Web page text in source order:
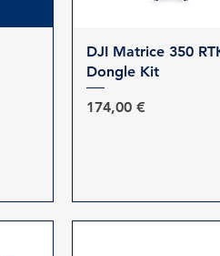
Γρήγορη
DJI Matrice 350
Dongle Kit
Τιμή
174,00 €